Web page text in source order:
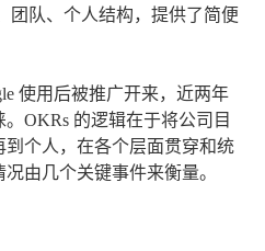
团队、个人结构，提供了简便
使用后被推广开来，近两年
OKRs 的逻辑在于将公司目
个人，在各个层面贯穿和统
由几个关键事件来衡量。